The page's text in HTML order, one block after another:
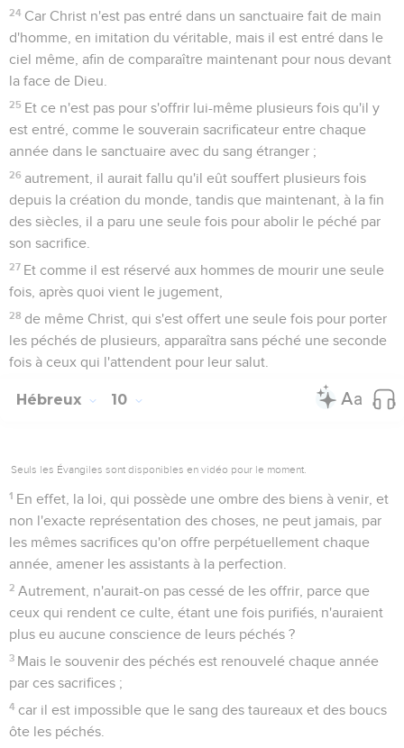
24 Car Christ n'est pas entré dans un sanctuaire fait de main
d'homme, en imitation du véritable, mais il est entré dans le
ciel même, afin de comparaître maintenant pour nous devant
la face de Dieu.
25 Et ce n'est pas pour s'offrir lui-même plusieurs fois qu'il y
est entré, comme le souverain sacrificateur entre chaque
année dans le sanctuaire avec du sang étranger ;
26 autrement, il aurait fallu qu'il eût souffert plusieurs fois
depuis la création du monde, tandis que maintenant, à la fin
des siècles, il a paru une seule fois pour abolir le péché par
son sacrifice.
27 Et comme il est réservé aux hommes de mourir une seule
fois, après quoi vient le jugement,
28 de même Christ, qui s'est offert une seule fois pour porter
les péchés de plusieurs, apparaîtra sans péché une seconde
fois à ceux qui l'attendent pour leur salut.
Hébreux 10
Seuls les Évangiles sont disponibles en vidéo pour le moment.
1 En effet, la loi, qui possède une ombre des biens à venir, et
non l'exacte représentation des choses, ne peut jamais, par
les mêmes sacrifices qu'on offre perpétuellement chaque
année, amener les assistants à la perfection.
2 Autrement, n'aurait-on pas cessé de les offrir, parce que
ceux qui rendent ce culte, étant une fois purifiés, n'auraient
plus eu aucune conscience de leurs péchés ?
3 Mais le souvenir des péchés est renouvelé chaque année
par ces sacrifices ;
4 car il est impossible que le sang des taureaux et des boucs
ôte les péchés.